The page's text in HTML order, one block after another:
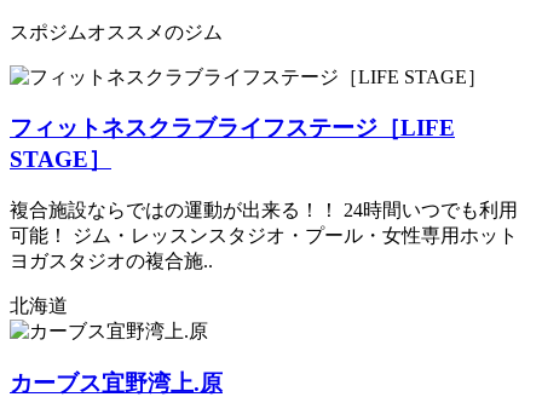
スポジムオススメのジム
フィットネスクラブライフステージ［LIFE
STAGE］
複合施設ならではの運動が出来る！！ 24時間いつでも利用
可能！ ジム・レッスンスタジオ・プール・女性専用ホット
ヨガスタジオの複合施..
北海道
カーブス宜野湾上.原